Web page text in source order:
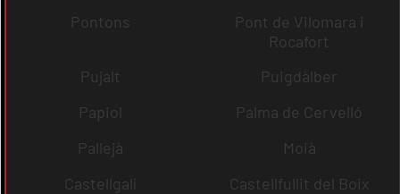
Pontons
Pont de Vilomara i
Rocafort
Pujalt
Puigdàlber
Papiol
Palma de Cervelló
Pallejà
Moià
Castellgalí
Castellfullit del Boix